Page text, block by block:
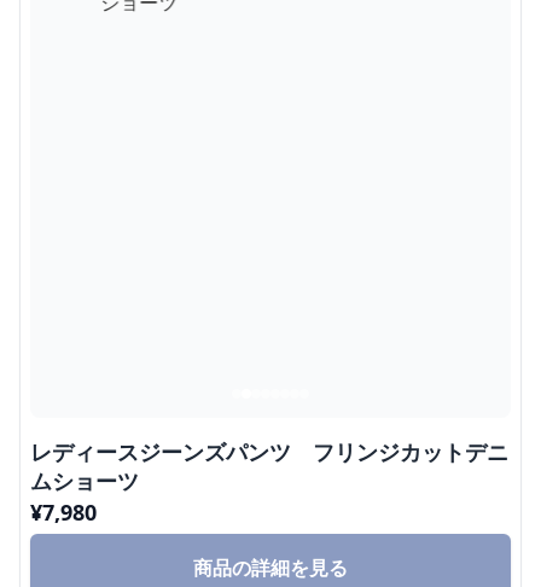
レディースジーンズパンツ フリンジカットデニ
ムショーツ
¥7,980
商品の詳細を見る